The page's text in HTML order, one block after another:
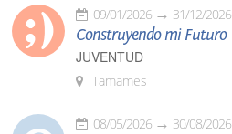
09/01/2026 31/12/2026
Construyendo mi Futuro
JUVENTUD
Tamames
08/05/2026 30/08/2026